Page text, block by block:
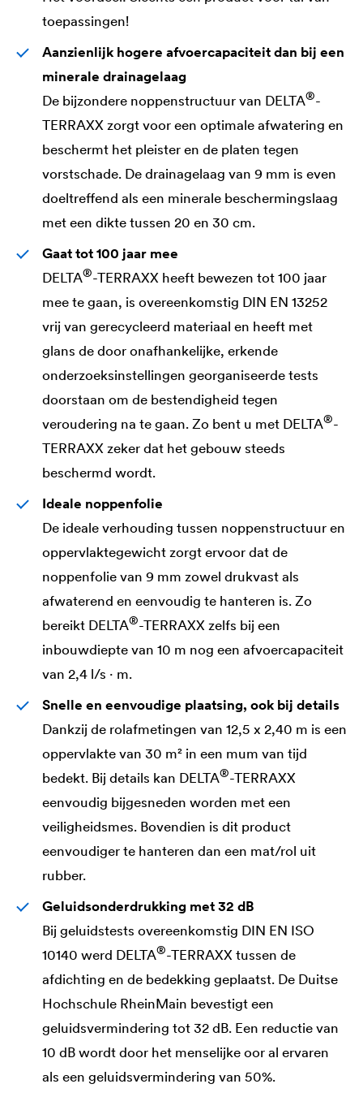
toepassingen!
Aanzienlijk hogere afvoercapaciteit dan bij een
minerale drainagelaag
De bijzondere noppenstructuur van DELTA®-
TERRAXX zorgt voor een optimale afwatering en
beschermt het pleister en de platen tegen
vorstschade. De drainagelaag van 9 mm is even
doeltreffend als een minerale beschermingslaag
met een dikte tussen 20 en 30 cm.
Gaat tot 100 jaar mee
DELTA®-TERRAXX heeft bewezen tot 100 jaar
mee te gaan, is overeenkomstig DIN EN 13252
vrij van gerecycleerd materiaal en heeft met
glans de door onafhankelijke, erkende
onderzoeksinstellingen georganiseerde tests
doorstaan om de bestendigheid tegen
veroudering na te gaan. Zo bent u met DELTA®-
TERRAXX zeker dat het gebouw steeds
beschermd wordt.
Ideale noppenfolie
De ideale verhouding tussen noppenstructuur en
oppervlaktegewicht zorgt ervoor dat de
noppenfolie van 9 mm zowel drukvast als
afwaterend en eenvoudig te hanteren is. Zo
bereikt DELTA®-TERRAXX zelfs bij een
inbouwdiepte van 10 m nog een afvoercapaciteit
van 2,4 l/s · m.
Snelle en eenvoudige plaatsing, ook bij details
Dankzij de rolafmetingen van 12,5 x 2,40 m is een
oppervlakte van 30 m² in een mum van tijd
bedekt. Bij details kan DELTA®-TERRAXX
eenvoudig bijgesneden worden met een
veiligheidsmes. Bovendien is dit product
eenvoudiger te hanteren dan een mat/rol uit
rubber.
Geluidsonderdrukking met 32 dB
Bij geluidstests overeenkomstig DIN EN ISO
10140 werd DELTA®-TERRAXX tussen de
afdichting en de bedekking geplaatst. De Duitse
Hochschule RheinMain bevestigt een
geluidsvermindering tot 32 dB. Een reductie van
10 dB wordt door het menselijke oor al ervaren
als een geluidsvermindering van 50%.